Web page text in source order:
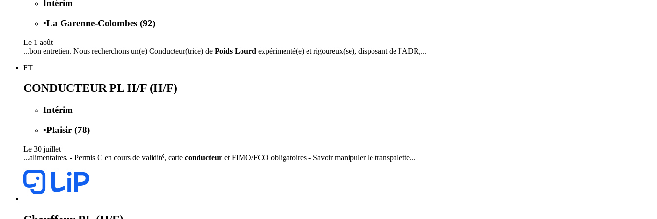
Intérim
•La Garenne-Colombes (92)
Le 1 août
...bon entretien. Nous recherchons un(e) Conducteur(trice) de Poids Lourd expérimenté(e) et rigoureux(se), disposant de l'ADR,...
FT
CONDUCTEUR PL H/F (H/F)
Intérim
•Plaisir (78)
Le 30 juillet
...alimentaires. - Permis C en cours de validité, carte conducteur et FIMO/FCO obligatoires - Savoir manipuler le transpalette...